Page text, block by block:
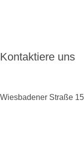
Kontaktiere uns
Wiesbadener Straße